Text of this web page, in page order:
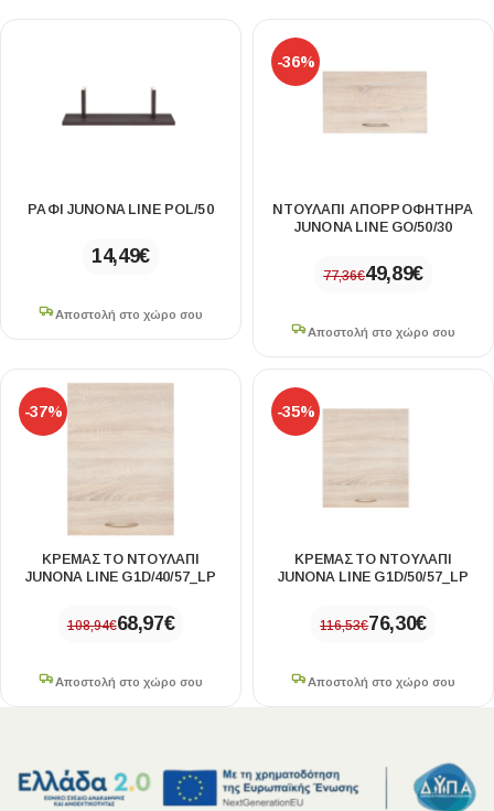
ΡΑΦΙ JUNONA LINE POL/50
14,49€
Αποστολή στο χώρο σου
-36%
ΝΤΟΥΛΑΠΙ ΑΠΟΡΡΟΦΗΤΗΡΑ
JUNONA LINE GO/50/30
77,36€49,89€
Αποστολή στο χώρο σου
-37%
ΚΡΕΜΑΣΤΟ ΝΤΟΥΛΑΠΙ
JUNONA LINE G1D/40/57_LP
108,94€68,97€
Αποστολή στο χώρο σου
-35%
ΚΡΕΜΑΣΤΟ ΝΤΟΥΛΑΠΙ
JUNONA LINE G1D/50/57_LP
116,53€76,30€
Αποστολή στο χώρο σου